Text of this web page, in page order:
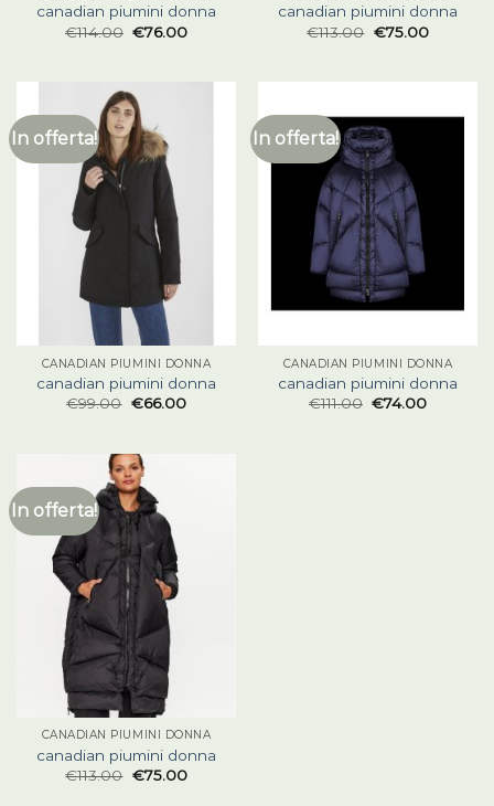
canadian piumini donna
€114.00 €76.00
canadian piumini donna
€113.00 €75.00
In offerta!
CANADIAN PIUMINI DONNA
canadian piumini donna
€99.00 €66.00
In offerta!
CANADIAN PIUMINI DONNA
canadian piumini donna
€111.00 €74.00
In offerta!
CANADIAN PIUMINI DONNA
canadian piumini donna
€113.00 €75.00